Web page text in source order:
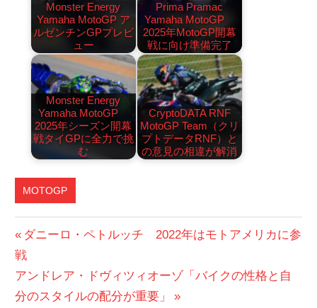
Monster Energy
Yamaha MotoGP ア
ルゼンチンGPプレビ
ュー
Prima Pramac
Yamaha MotoGP
2025年MotoGP開幕
戦に向け準備完了
Monster Energy
Yamaha MotoGP
2025年シーズン開幕
戦タイGPに全力で挑
む
CryptoDATA RNF
MotoGP Team（クリ
プトデータRNF）と
の意見の相違が解消
MOTOGP
投
稿
ナ
前
の
投
稿:
ダニーロ・ペトルッチ 2022年はモトアメリカに参
戦
次
の
アンドレア・ドヴィツィオーゾ「バイクの性格と自
分のスタイルの配分が重要」